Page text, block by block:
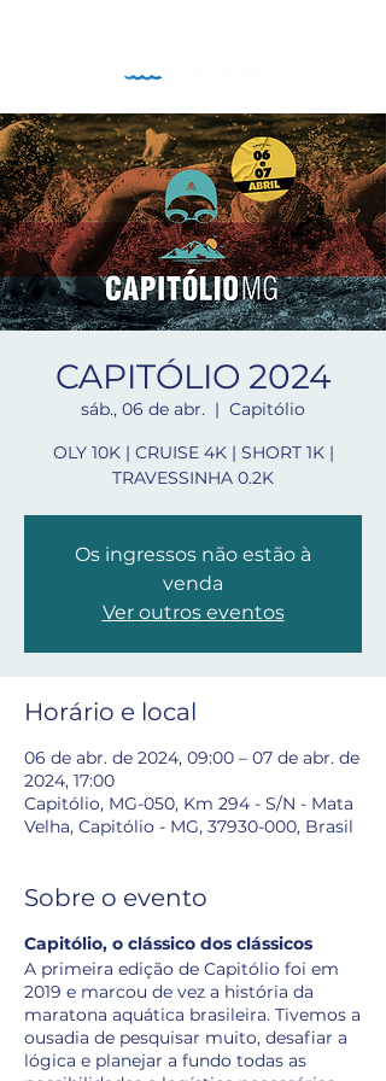
CAPITÓLIO 2024
sáb., 06 de abr.
  |
Capitólio
OLY 10K | CRUISE 4K | SHORT 1K |
TRAVESSINHA 0.2K
Os ingressos não estão à
venda
Ver outros eventos
Horário e local
06 de abr. de 2024, 09:00 – 07 de abr. de
2024, 17:00
Capitólio, MG-050, Km 294 - S/N - Mata
Velha, Capitólio - MG, 37930-000, Brasil
Sobre o evento
Capitólio, o clássico dos clássicos
A primeira edição de Capitólio foi em
2019 e marcou de vez a história da
maratona aquática brasileira. Tivemos a
ousadia de pesquisar muito, desafiar a
lógica e planejar a fundo todas as